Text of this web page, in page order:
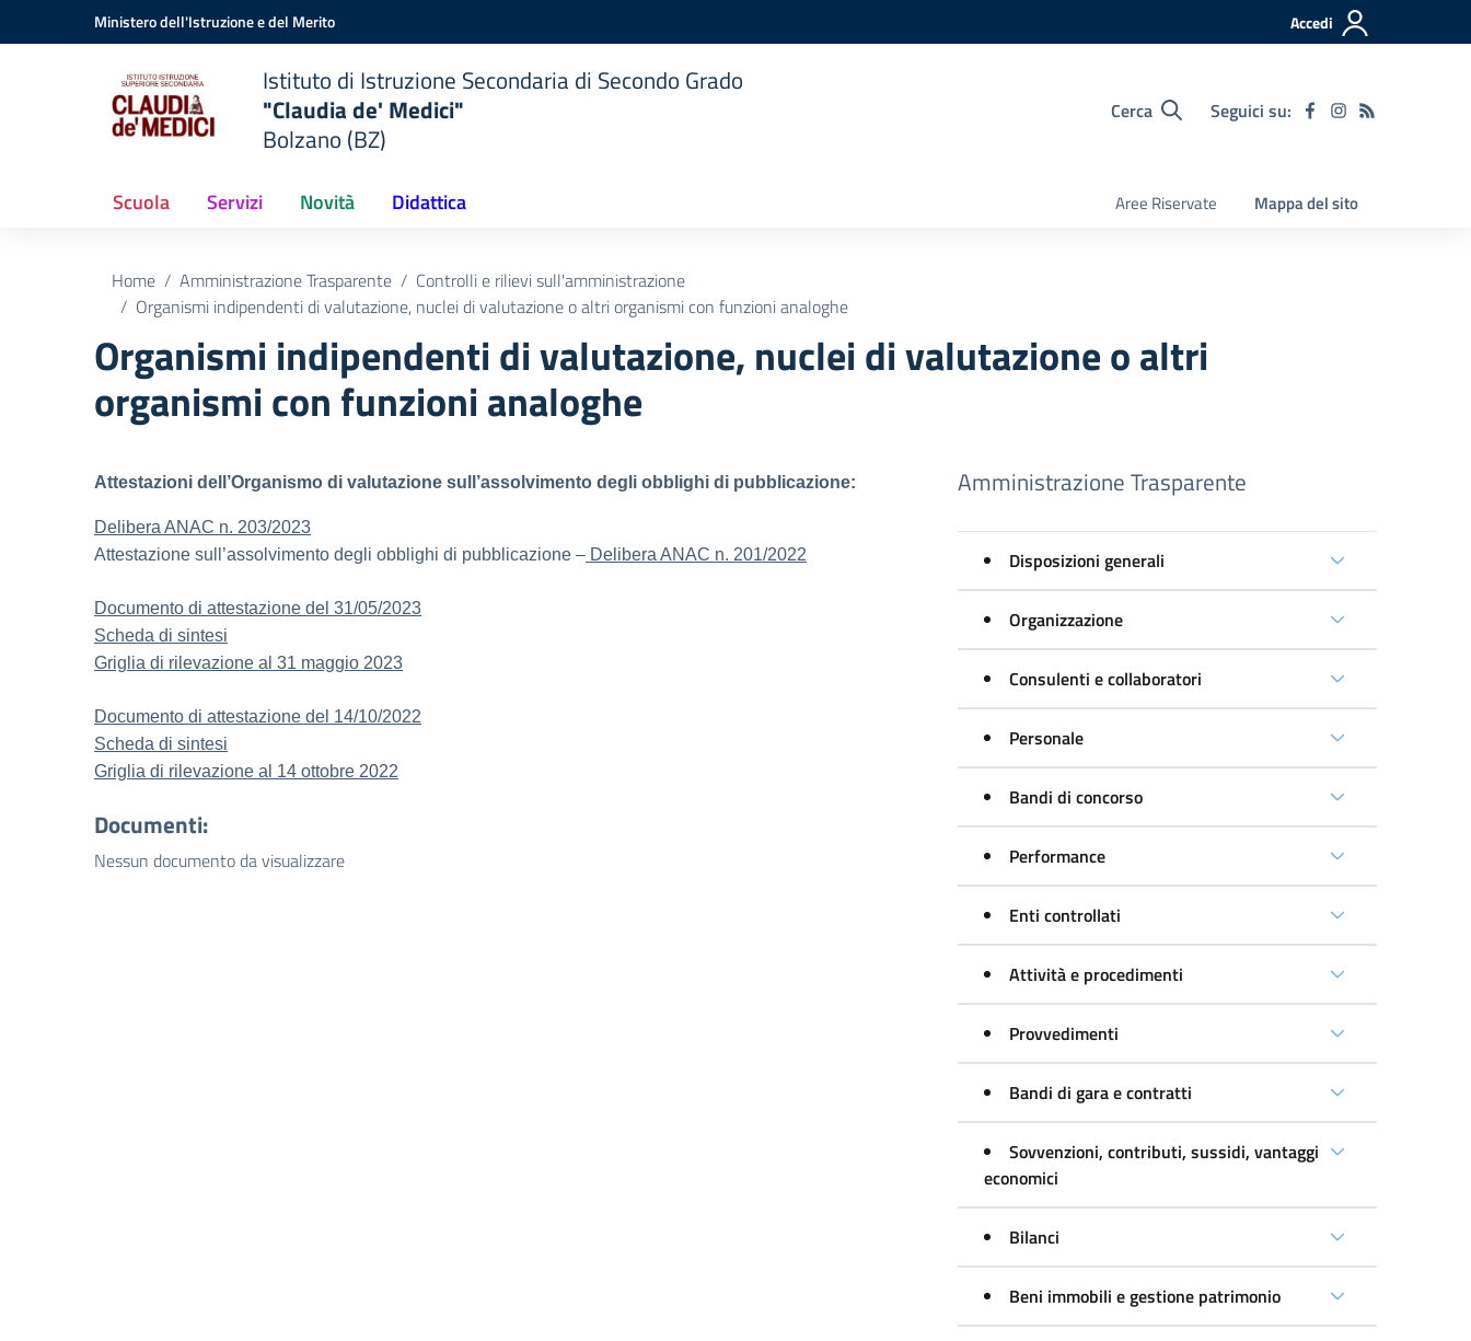
Vai ai contenuti
Vai al menu di navigazioneMinistero dell'Istruzione e del Merito Accedi
Istituto di Istruzione Secondaria di Secondo Grado
"Claudia de' Medici"
Bolzano (BZ)
Cerca Seguici su:
Scuola Servizi Novità Didattica Aree Riservate Mappa del sito
Home Amministrazione Trasparente
Controlli e rilievi sull'amministrazione
Organismi indipendenti di valutazione, nuclei di valutazione o altri organismi con funzioni analoghe
Organismi indipendenti di valutazione, nuclei di valutazione o altri
organismi con funzioni analoghe
Attestazioni dell’Organismo di valutazione sull’assolvimento degli obblighi di pubblicazione:
Delibera ANAC n. 203/2023
Attestazione sull’assolvimento degli obblighi di pubblicazione – Delibera ANAC n. 201/2022
Documento di attestazione del 31/05/2023
Scheda di sintesi
Griglia di rilevazione al 31 maggio 2023
Documento di attestazione del 14/10/2022
Scheda di sintesi
Griglia di rilevazione al 14 ottobre 2022
Documenti:
Nessun documento da visualizzare
Amministrazione Trasparente
Disposizioni generali
Organizzazione
Consulenti e collaboratori
Personale
Bandi di concorso
Performance
Enti controllati
Attività e procedimenti
Provvedimenti
Bandi di gara e contratti
Sovvenzioni, contributi, sussidi, vantaggi
economici
Bilanci
Beni immobili e gestione patrimonio